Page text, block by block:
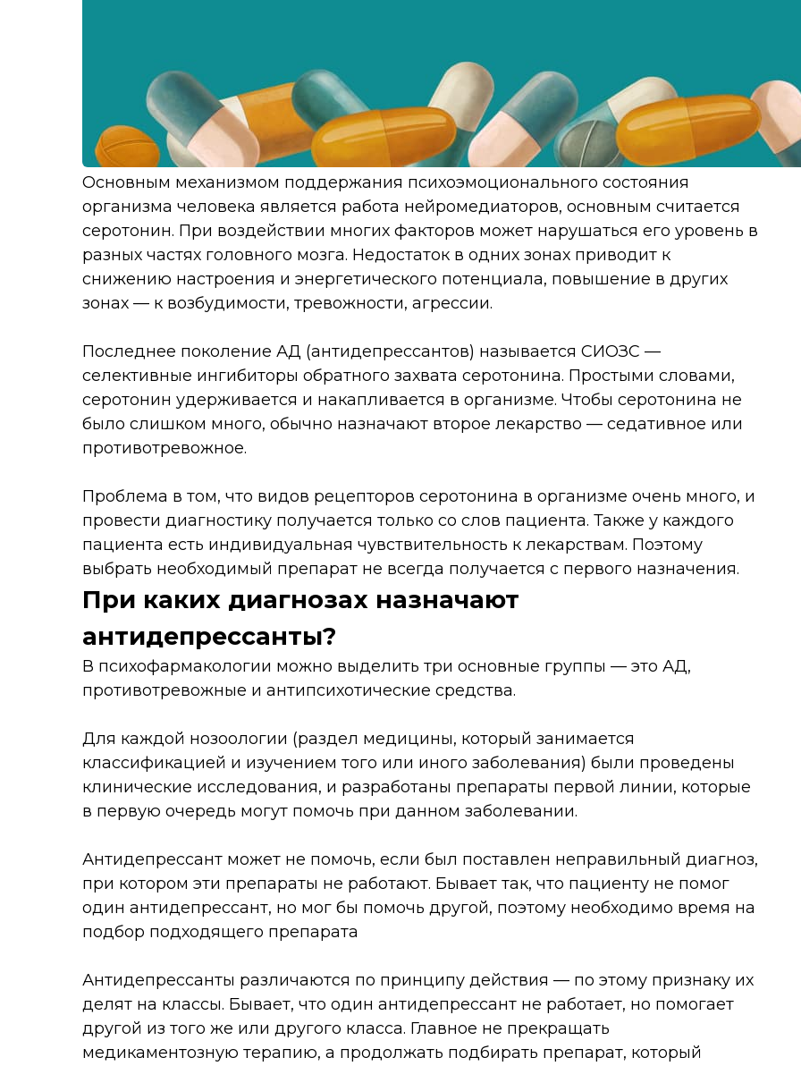
Основным механизмом поддержания психоэмоционального состояния
организма человека является работа нейромедиаторов, основным считается
серотонин. При воздействии многих факторов может нарушаться его уровень в
разных частях головного мозга. Недостаток в одних зонах приводит к
снижению настроения и энергетического потенциала, повышение в других
зонах — к возбудимости, тревожности, агрессии.
Последнее поколение АД (антидепрессантов) называется СИОЗС —
селективные ингибиторы обратного захвата серотонина. Простыми словами,
серотонин удерживается и накапливается в организме. Чтобы серотонина не
было слишком много, обычно назначают второе лекарство — седативное или
противотревожное.
Проблема в том, что видов рецепторов серотонина в организме очень много, и
провести диагностику получается только со слов пациента. Также у каждого
пациента есть индивидуальная чувствительность к лекарствам. Поэтому
выбрать необходимый препарат не всегда получается с первого назначения.
При каких диагнозах назначают
антидепрессанты?
В психофармакологии можно выделить три основные группы — это АД,
противотревожные и антипсихотические средства.
Для каждой нозоологии (раздел медицины, который занимается
классификацией и изучением того или иного заболевания) были проведены
клинические исследования, и разработаны препараты первой линии, которые
в первую очередь могут помочь при данном заболевании.
Антидепрессант может не помочь, если был поставлен неправильный диагноз,
при котором эти препараты не работают. Бывает так, что пациенту не помог
один антидепрессант, но мог бы помочь другой, поэтому необходимо время на
подбор подходящего препарата
Антидепрессанты различаются по принципу действия — по этому признаку их
делят на классы. Бывает, что один антидепрессант не работает, но помогает
другой из того же или другого класса. Главное не прекращать
медикаментозную терапию, а продолжать подбирать препарат, который